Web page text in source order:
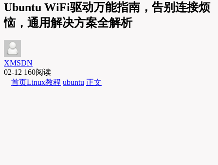
Ubuntu WiFi驱动万能指南，告别连接烦
恼，通用解决方案全解析
XMSDN
02-12 160阅读
首页Linux教程 ubuntu 正文